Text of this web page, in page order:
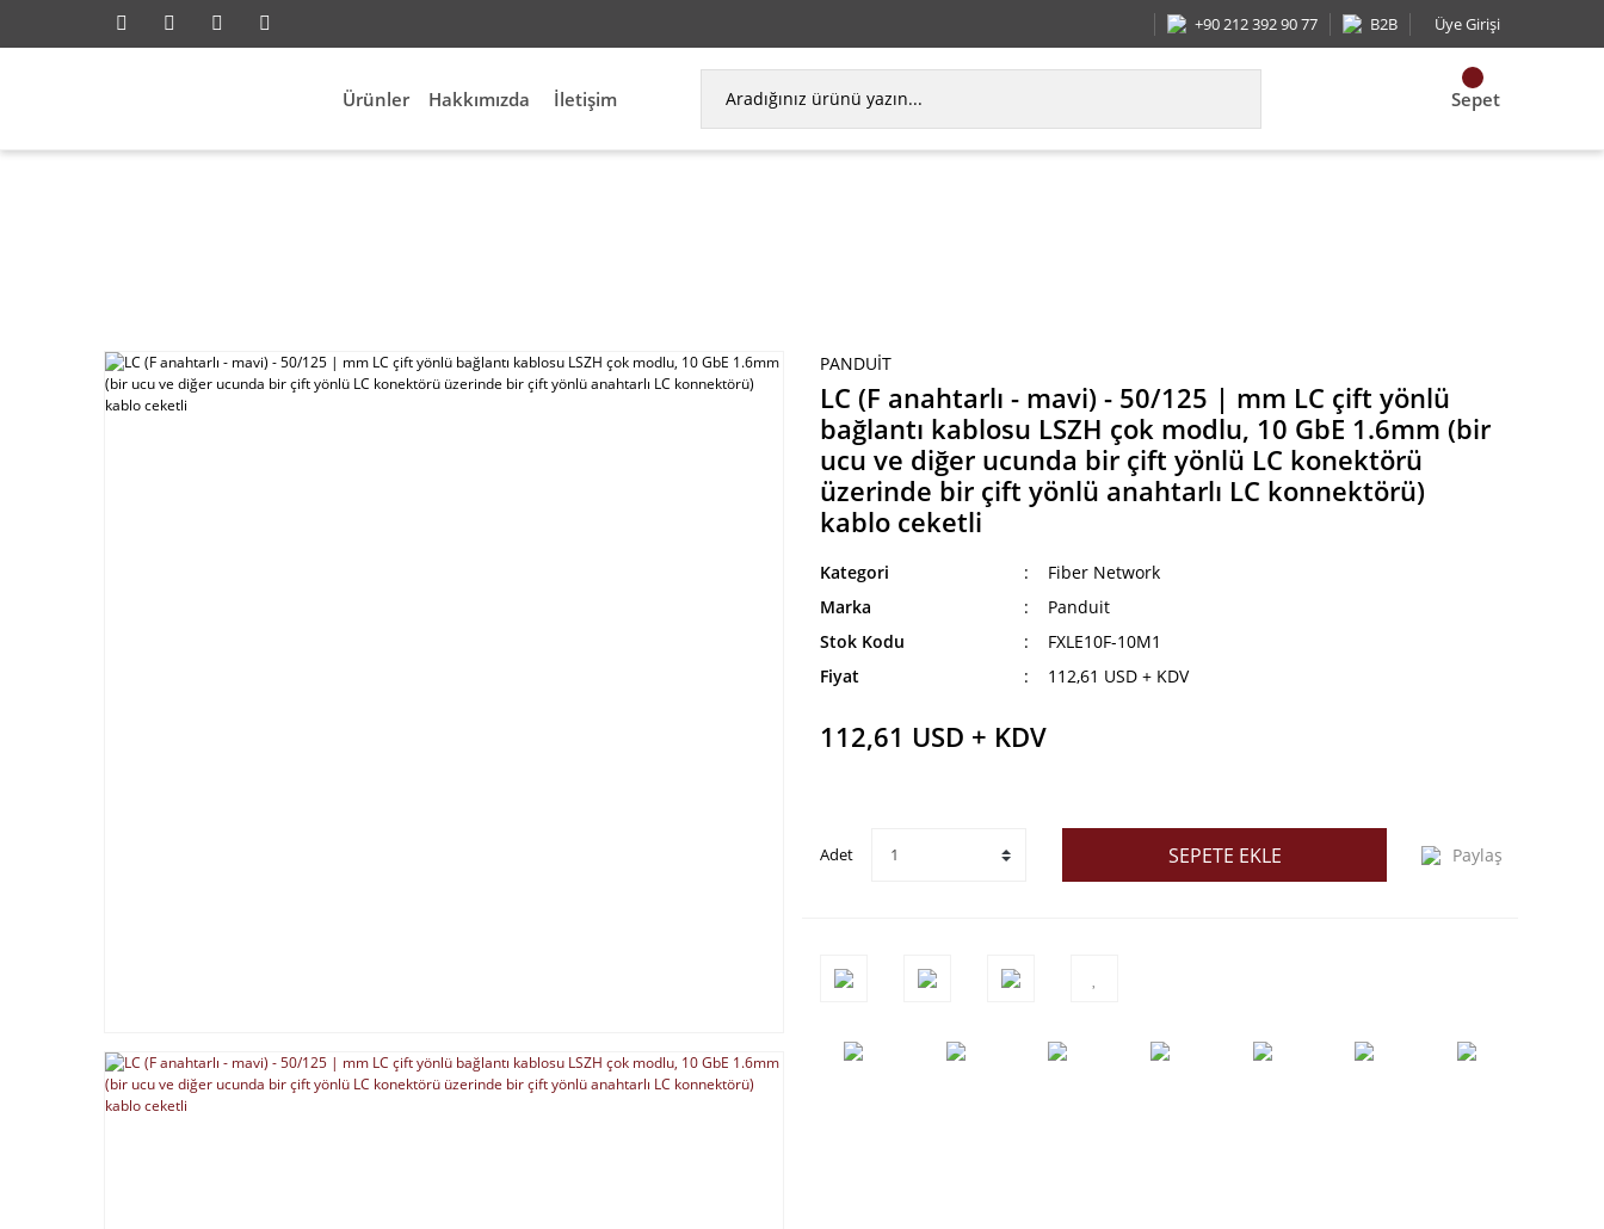
+90 212 392 90 77 B2B Üye Girişi
Ürünler Hakkımızda İletişim Sepet
PANDUIT
LC (F anahtarlı - mavi) - 50/125 | mm LC çift yönlü
bağlantı kablosu LSZH çok modlu, 10 GbE 1.6mm (bir
ucu ve diğer ucunda bir çift yönlü LC konektörü
üzerinde bir çift yönlü anahtarlı LC konnektörü)
kablo ceketli
Kategori
Fiber Network
Marka
Panduit
Stok Kodu
FXLE10F-10M1
Fiyat
112,61 USD + KDV
112,61 USD + KDV
Adet SEPETE EKLE Paylaş